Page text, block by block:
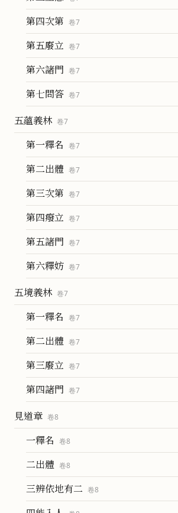
第四次第 卷7
第五廢立 卷7
第六諸門 卷7
第七問答 卷7
五蘊義林 卷7
第一釋名 卷7
第二出體 卷7
第三次第 卷7
第四癈立 卷7
第五諸門 卷7
第六釋妨 卷7
五境義林 卷7
第一釋名 卷7
第二出體 卷7
第三廢立 卷7
第四諸門 卷7
見道章 卷8
一釋名 卷8
二出體 卷8
三辨依地有二 卷8